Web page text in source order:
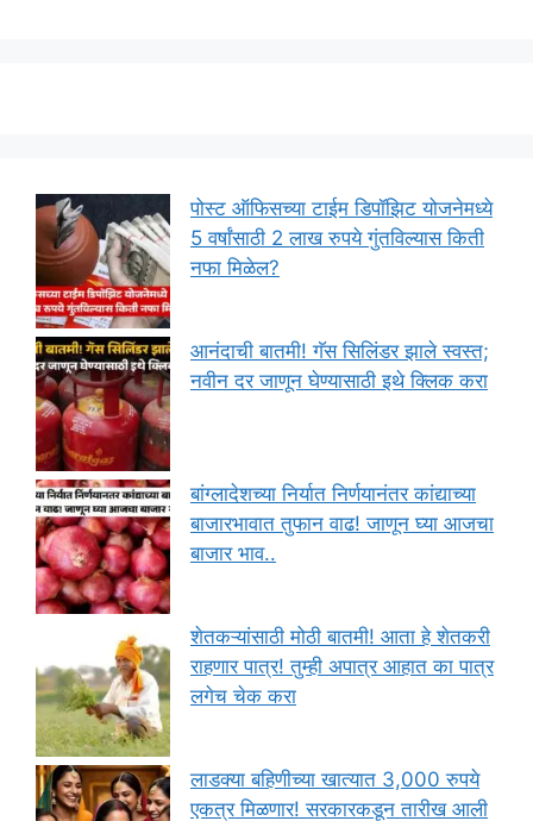
पोस्ट ऑफिसच्या टाईम डिपॉझिट योजनेमध्ये
5 वर्षांसाठी 2 लाख रुपये गुंतविल्यास किती
नफा मिळेल?
आनंदाची बातमी! गॅस सिलिंडर झाले स्वस्त;
नवीन दर जाणून घेण्यासाठी इथे क्लिक करा
बांग्लादेशच्या निर्यात निर्णयानंतर कांद्याच्या
बाजारभावात तुफान वाढ! जाणून घ्या आजचा
बाजार भाव..
शेतकऱ्यांसाठी मोठी बातमी! आता हे शेतकरी
राहणार पात्र! तुम्ही अपात्र आहात का पात्र
लगेच चेक करा
लाडक्या बहिणीच्या खात्यात 3,000 रुपये
एकत्र मिळणार! सरकारकडून तारीख आली